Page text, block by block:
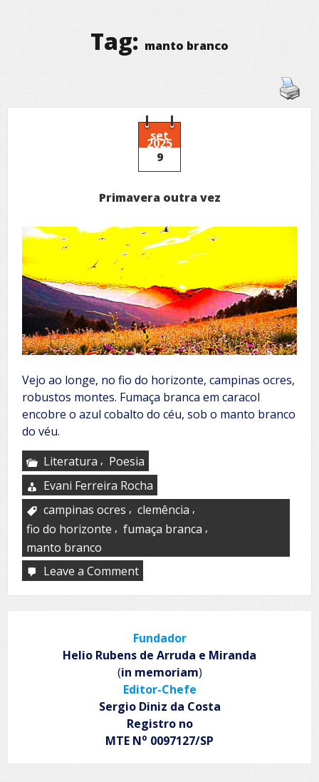
Tag: manto branco
set
2025
9
Primavera outra vez
Vejo ao longe, no fio do horizonte, campinas ocres,
robustos montes. Fumaça branca em caracol
encobre o azul cobalto do céu, sob o manto branco
do véu.
Literatura , Poesia
Evani Ferreira Rocha
campinas ocres , clemência ,
fio do horizonte , fumaça branca ,
manto branco
Leave a Commenton
outra
Fundador
Helio Rubens de Arruda e Miranda
(in memoriam)
Editor-Chefe
Sergio Diniz da Costa
Registro no
MTE No 0097127/SP